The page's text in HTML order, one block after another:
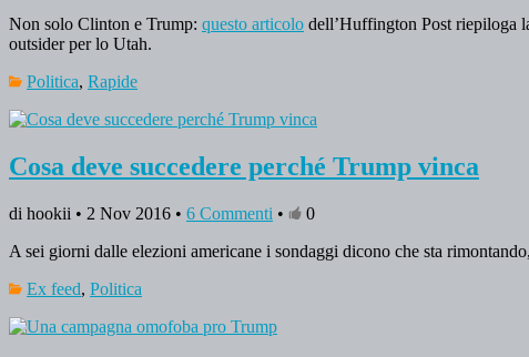
Non solo Clinton e Trump: questo articolo dell’Huffington Post riepiloga
outsider per lo Utah.
Politica, Rapide
Cosa deve succedere perché Trump vinca
di hookii • 2 Nov 2016 • 6 Commenti •
0
A sei giorni dalle elezioni americane i sondaggi dicono che sta
Ex feed, Politica